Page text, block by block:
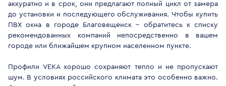
аккуратно и в срок, они предлагают полный цикл от замера
до установки и последующего обслуживания. Чтобы купить
ПВХ окна в городе Благовещенск - обратитесь к списку
рекомендованных компаний непосредственно в вашем
городе или ближайшем крупном населенном пункте.
Профили VEKA хорошо сохраняют тепло и не пропускают
шум. В условиях российского климата это особенно важно.